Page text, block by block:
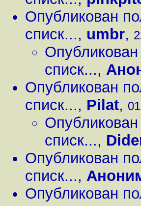
Опубликован
списк..., umbr,
списк...,
Опубликован
списк..., Pilat,
списк...,
Опубликован
списк...,
Опубликован